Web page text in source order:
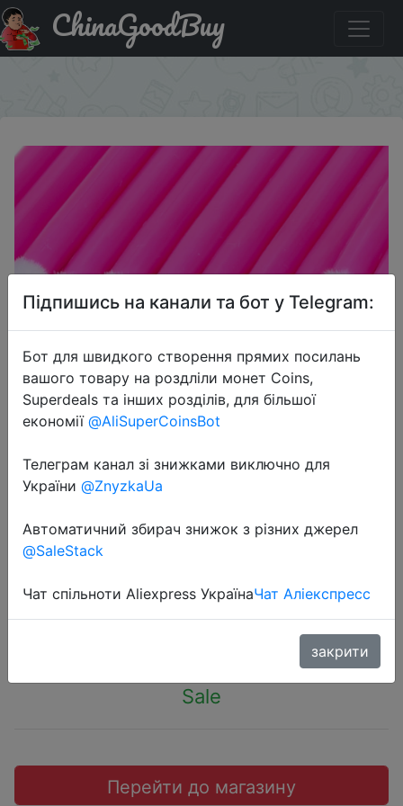
Купити на розпродажі Одноразовая кисть для
нанесения косметики 50 шт.
ChinaGoodBuy
Одноразовая кисть для нанесения
косметики 50 шт.
$1.61
Sale
Перейти до магазину
Підпишись на канали та бот у Telegram:
Бот для швидкого створення прямих посилань
вашого товару на роздліли монет Coins,
Superdeals та інших розділів, для більшої
економії @AliSuperCoinsBot
Телеграм канал зі знижками виключно для
України @ZnyzkaUa
Автоматичний збирач знижок з різних джерел
@SaleStack
Чат спільноти Aliexpress УкраїнаЧат Аліекспресс
закрити